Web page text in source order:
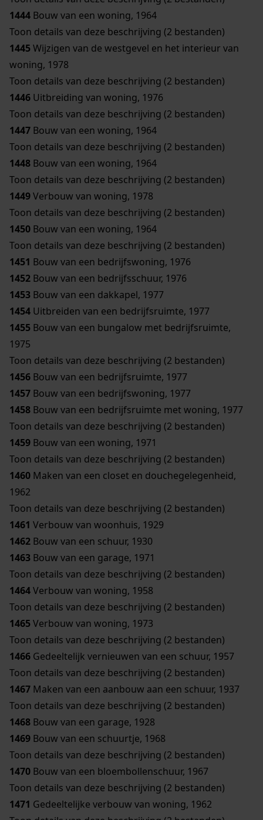
1444 Bouw van een woning, 1964
Toon details van deze beschrijving (2 bestanden)
1445Wijzigen van de westgevel en het interieur van
woning, 1978
Toon details van deze beschrijving (2 bestanden)
1446 Uitbreiding van woning, 1976
Toon details van deze beschrijving (2 bestanden)
1447 Bouw van een woning, 1964
Toon details van deze beschrijving (2 bestanden)
1448 Bouw van een woning, 1964
Toon details van deze beschrijving (2 bestanden)
1449Verbouw van woning, 1978
Toon details van deze beschrijving (2 bestanden)
1450 Bouw van een woning, 1964
Toon details van deze beschrijving (2 bestanden)
1451 Bouw van een bedrijfswoning, 1976
1452 Bouw van een bedrijfsschuur, 1976
1453 Bouw van een dakkapel, 1977
1454 Uitbreiden van een bedrijfsruimte, 1977
1455 Bouw van een bungalow met bedrijfsruimte,
1975
Toon details van deze beschrijving (2 bestanden)
1456 Bouw van een bedrijfsruimte, 1977
1457 Bouw van een bedrijfswoning, 1977
1458 Bouw van een bedrijfsruimte met woning, 1977
Toon details van deze beschrijving (2 bestanden)
1459 Bouw van een woning, 1971
Toon details van deze beschrijving (2 bestanden)
1460 Maken van een closet en douchegelegenheid,
1962
Toon details van deze beschrijving (2 bestanden)
1461 Verbouw van woonhuis, 1929
1462 Bouw van een schuur, 1930
1463 Bouw van een garage, 1971
Toon details van deze beschrijving (2 bestanden)
1464Verbouw van woning, 1958
Toon details van deze beschrijving (2 bestanden)
1465Verbouw van woning, 1973
Toon details van deze beschrijving (2 bestanden)
1466 Gedeeltelijk vernieuwen van een schuur, 1957
Toon details van deze beschrijving (2 bestanden)
1467 Maken van een aanbouw aan een schuur, 1937
Toon details van deze beschrijving (2 bestanden)
1468 Bouw van een garage, 1928
1469 Bouw van een schuurtje, 1968
Toon details van deze beschrijving (2 bestanden)
1470 Bouw van een bloembollenschuur, 1967
Toon details van deze beschrijving (2 bestanden)
1471 Gedeeltelijke verbouw van woning, 1962